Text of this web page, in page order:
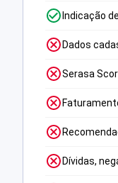
Indicação
Dados
Serasa
Dívidas,